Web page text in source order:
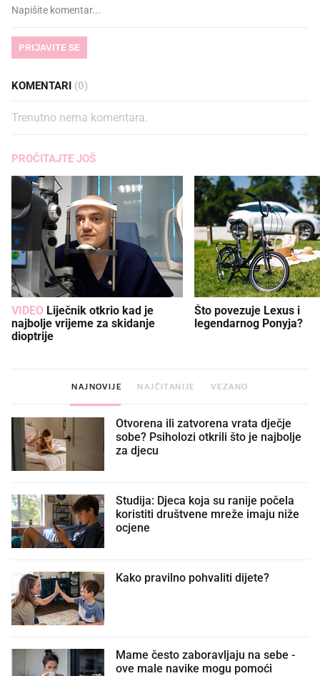
PRIJAVITE SE
KOMENTARI (0)
Trenutno nema komentara.
PROČITAJTE JOŠ
VIDEO
najbolje vrijeme za skidanje
dioptrije
Što povezuje Lexus i
legendarnog Ponyja?
NAJNOVIJE NAJČITANIJE VEZANO
Otvorena ili zatvorena vrata dječje
sobe? Psiholozi otkrili što je najbolje
za djecu
Studija: Djeca koja su ranije počela
koristiti društvene mreže imaju niže
ocjene
Kako pravilno pohvaliti dijete?
Mame često zaboravljaju na sebe -
ove male navike mogu pomoći